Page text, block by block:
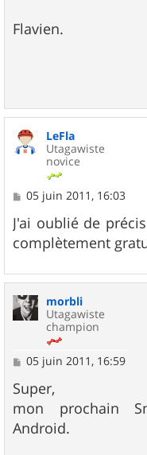
Flavien.
LeFla
Utagawiste
novice
M
s
s
a
e
05 juin 2011, 16:03
J'ai oublié de
complètement
morbli
Utagawiste
champion
M
s
s
a
g
e
05 juin 2011, 16:59
Super,
mon prochain
Android.